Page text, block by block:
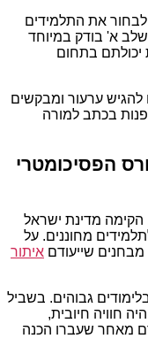
את התלמידים
א' בודק במיוחד
יכולתם בתחום
ערעור ומבקשים
בכתב למורה
הפסיכומטרי
מדינת ישראל
מחוננים. על
שייעודם איתור
גבוהים. בשביל
חוויה חיובית,
מאחר שעברו הכנה